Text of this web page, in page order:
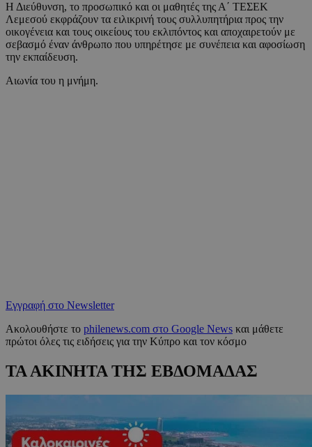
Η Διεύθυνση, το προσωπικό και οι μαθητές της Α΄ ΤΕΣΕΚ
Λεμεσού εκφράζουν τα ειλικρινή τους συλλυπητήρια προς την
οικογένεια και τους οικείους του εκλιπόντος και αποχαιρετούν με
σεβασμό έναν άνθρωπο που υπηρέτησε με συνέπεια και αφοσίωση
την εκπαίδευση.
Αιωνία του η μνήμη.
Εγγραφή στο Newsletter
Ακολουθήστε το philenews.com στο Google News και μάθετε
πρώτοι όλες τις ειδήσεις για την Κύπρο και τον κόσμο
ΤΑ ΑΚΙΝΗΤΑ ΤΗΣ ΕΒΔΟΜΑΔΑΣ